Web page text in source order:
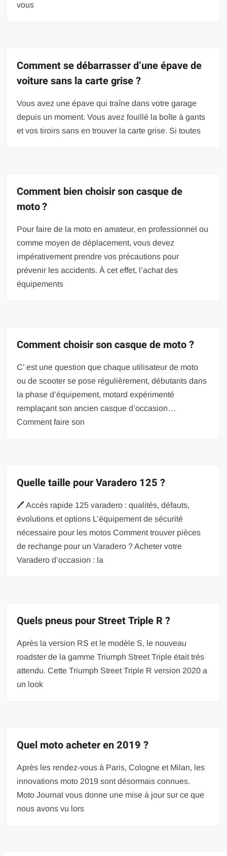
vous
Comment se débarrasser d’une épave de
voiture sans la carte grise ?
Vous avez une épave qui traîne dans votre garage
depuis un moment. Vous avez fouillé la boîte à gants
et vos tiroirs sans en trouver la carte grise. Si toutes
Comment bien choisir son casque de
moto ?
Pour faire de la moto en amateur, en professionnel ou
comme moyen de déplacement, vous devez
impérativement prendre vos précautions pour
prévenir les accidents. À cet effet, l’achat des
équipements
Comment choisir son casque de moto ?
C’ est une question que chaque utilisateur de moto
ou de scooter se pose régulièrement, débutants dans
la phase d’équipement, motard expérimenté
remplaçant son ancien casque d’occasion…
Comment faire son
Quelle taille pour Varadero 125 ?
🖊️ Accès rapide 125 varadero : qualités, défauts,
évolutions et options L’équipement de sécurité
nécessaire pour les motos Comment trouver pièces
de rechange pour un Varadero ? Acheter votre
Varadero d’occasion : la
Quels pneus pour Street Triple R ?
Après la version RS et le modèle S, le nouveau
roadster de la gamme Triumph Street Triple était très
attendu. Cette Triumph Street Triple R version 2020 a
un look
Quel moto acheter en 2019 ?
Après les rendez-vous à Paris, Cologne et Milan, les
innovations moto 2019 sont désormais connues.
Moto Journal vous donne une mise à jour sur ce que
nous avons vu lors